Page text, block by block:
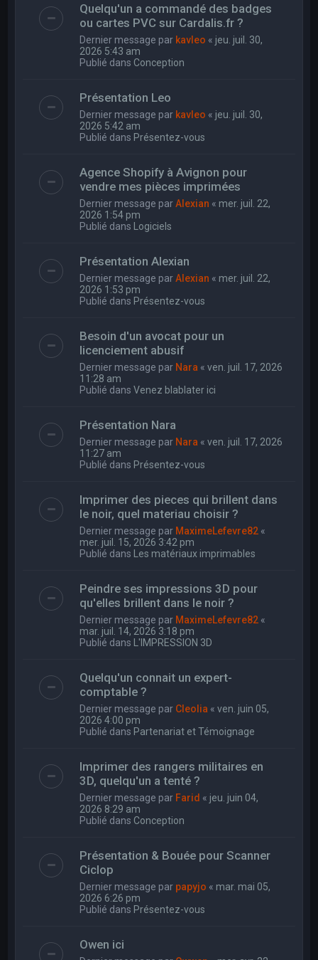
Quelqu'un a commandé des badges
ou cartes PVC sur Cardalis.fr ?
Dernier message par kavleo « jeu. juil. 30,
2026 5:43 am
Publié dans Conception
Présentation Leo
Dernier message par kavleo « jeu. juil. 30,
2026 5:42 am
Publié dans Présentez-vous
Agence Shopify à Avignon pour
vendre mes pièces imprimées
Dernier message parAlexian « mer. juil. 22,
2026 1:54 pm
Publié dans Logiciels
Présentation Alexian
Dernier message parAlexian « mer. juil. 22,
2026 1:53 pm
Publié dans Présentez-vous
Besoin d'un avocat pour un
licenciement abusif
Dernier message par Nara «ven. juil. 17, 2026
11:28 am
Publié dansVenez blablater ici
Présentation Nara
Dernier message par Nara «ven. juil. 17, 2026
11:27 am
Publié dans Présentez-vous
Imprimer des pieces qui brillent dans
le noir, quel materiau choisir ?
Dernier message par MaximeLefevre82 «
mer. juil. 15, 2026 3:42 pm
Publié dans Les matériaux imprimables
Peindre ses impressions 3D pour
qu'elles brillent dans le noir ?
Dernier message par MaximeLefevre82 «
mar. juil. 14, 2026 3:18 pm
Publié dans L'IMPRESSION 3D
Quelqu'un connait un expert-
comptable ?
Dernier message par Cleolia «ven. juin 05,
2026 4:00 pm
Publié dans Partenariat et Témoignage
Imprimer des rangers militaires en
3D, quelqu'un a tenté ?
Dernier message par Farid « jeu. juin 04,
2026 8:29 am
Publié dans Conception
Présentation & Bouée pour Scanner
Ciclop
Dernier message par papyjo « mar. mai 05,
2026 6:26 pm
Publié dans Présentez-vous
Owen ici